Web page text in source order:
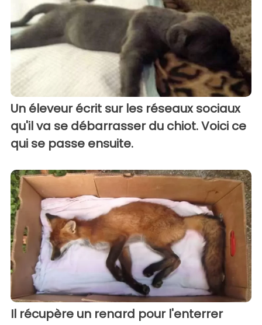
Un éleveur écrit sur les réseaux sociaux
qu'il va se débarrasser du chiot. Voici ce
qui se passe ensuite.
Il récupère un renard pour l'enterrer